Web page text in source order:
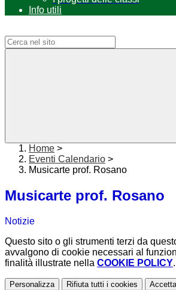
Info utili
Home >
Eventi Calendario >
Musicarte prof. Rosano
Musicarte prof. Rosano
Notizie
Questo sito o gli strumenti terzi da
avvalgono di cookie necessari al
finalità illustrate nella COOKIE POLICY.
Personalizza Rifiuta tutti i cookies